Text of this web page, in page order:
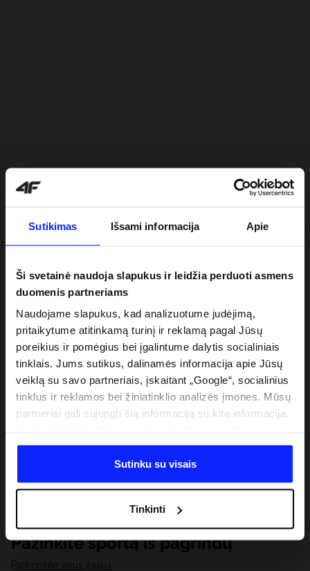
Sutikimas Išsami informacija Apie
Ši svetainė naudoja slapukus ir leidžia perduoti asmens
duomenis partneriams
Naudojame slapukus, kad analizuotume judėjimą,
pritaikytume atitinkamą turinį ir reklamą pagal Jūsų
poreikius ir pomėgius bei įgalintume dalytis socialiniais
tinklais. Jums sutikus, dalinamės informacija apie Jūsų
veiklą su savo partneriais, įskaitant „Google“, socialinius
tinklus ir reklamos bei žiniatinklio analizės įmones. Mūsų
partneriai gali sujungti šią informaciją su kita informacija,
duomenimis, kuriuos jie gauna, kai naudojatės jų
paslaugomis. Gavus Jūsų leidimą, mes galime perduoti
Jūsų asmeninę informaciją savo partneriams, siekdami
analitinius tyrimus, pritaikyti turinį ir tobulinti mūsų
partnerių siūlomus sprendimus (pvz., socialinius tinklus).
Išsamią informaciją rasite mūsų Privatumo politikoje ir
skiltyje „Išsami informacija“.
Sutinku su visais
Tinkinti
Pažinkite sportą iš pagrindų
Patikrinkite visus įrašus